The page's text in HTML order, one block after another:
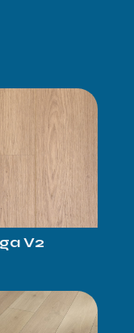
V2